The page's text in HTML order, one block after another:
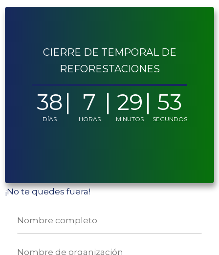
CIERRE DE TEMPORAL DE
REFORESTACIONES
38
DÍAS
7
HORAS
29
MINUTOS
53
SEGUNDOS
¡No te quedes fuera!